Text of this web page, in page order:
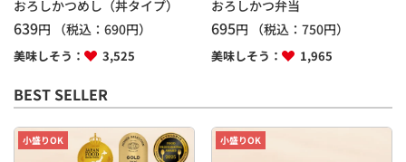
おろしかつめし（丼タイプ）
639円 （税込： 690円）
美味しそう： 3,525
おろしかつ弁当
695円 （税込：750円）
美味しそう： 1,965
BEST SELLER
小盛りOK 小盛りOK